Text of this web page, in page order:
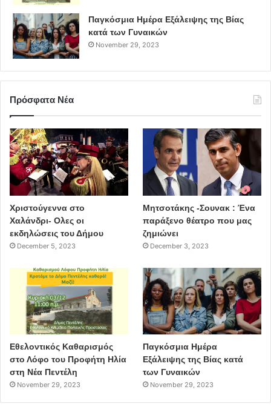
Παγκόσμια Ημέρα Εξάλειψης της Βίας
κατά των Γυναικών
November 29, 2023
Πρόσφατα Νέα
Χριστούγεννα στο
Χαλάνδρι- Ολες οι
εκδηλώσεις του Δήμου
December 5, 2023
Μητσοτάκης -Σουνακ : Ένα
παράξενο θέατρο που μας
ζημιώνει
December 3, 2023
Εθελοντικός Καθαρισμός
στο Λόφο του Προφήτη Ηλία
στη Νέα Πεντέλη
November 29, 2023
Παγκόσμια Ημέρα
Εξάλειψης της Βίας κατά
των Γυναικών
November 29, 2023